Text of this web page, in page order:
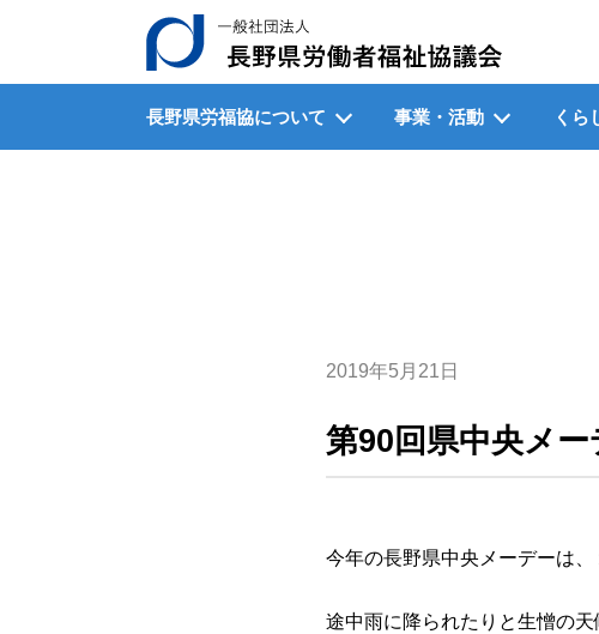
一般社団
長野県労福協について 事業・活動 くら
2019年5月21日
第90回県中央メ
今年の長野県中央メーデーは
途中雨に降られたりと生憎の